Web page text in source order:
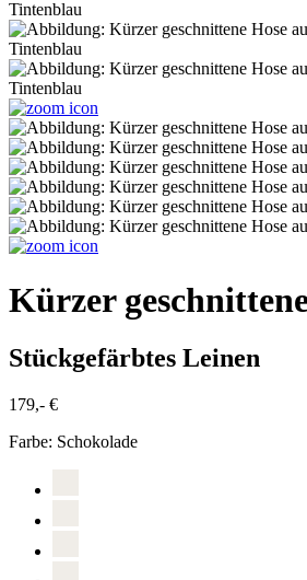
Kürzer
Stückgefärbtes Leinen
179,- €
Farbe: Schokolade